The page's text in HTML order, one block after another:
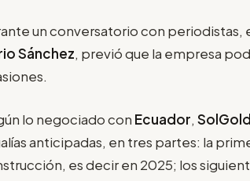
un conversatorio con periodistas,
Sánchez, previó que la empresa
lo negociado con Ecuador, SolGold
anticipadas, en tres partes: la
es decir en 2025; los